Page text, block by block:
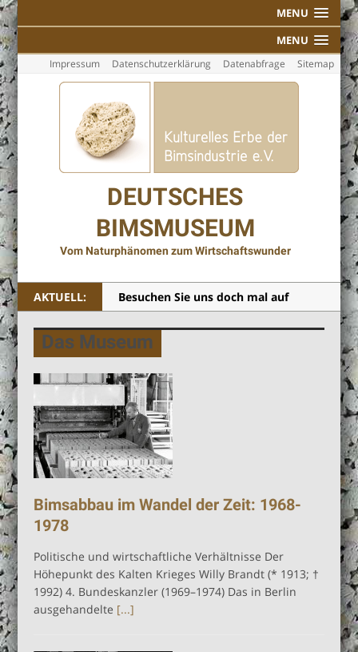
MENU
MENU
Impressum Datenschutzerklärung Datenabfrage Sitemap
DEUTSCHES
BIMSMUSEUM
Vom Naturphänomen zum Wirtschaftswunder
AKTUELL:
Besuchen Sie uns doch mal auf
Facebook!
Individuelle Führungen
Buch “Vom Naturphänomen zum
Wirtschaftswunder” jetzt zum
Sonderpreis
Das Museum
Bimsabbau im Wandel der Zeit: 1968-
1978
Politische und wirtschaftliche Verhältnisse Der
Höhepunkt des Kalten Krieges Willy Brandt (* 1913; †
1992) 4. Bundeskanzler (1969–1974) Das in Berlin
ausgehandelte [...]